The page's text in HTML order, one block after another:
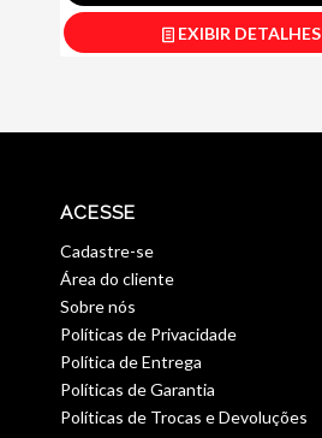
EXIBIR DETALHES
ACESSE
Cadastre-se
Área do cliente
Sobre nós
Políticas de Privacidade
Política de Entrega
Políticas de Garantia
Políticas de Trocas e Devoluções